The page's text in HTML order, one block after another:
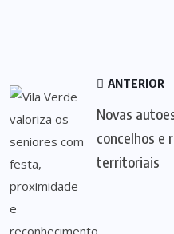
ANTERIOR
Novas
concelhos e
territoriais